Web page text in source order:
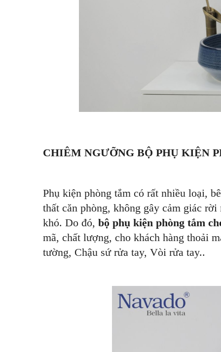
CHIÊM NGƯỠNG BỘ PHỤ KIỆN
Phụ kiện phòng tắm có rất nhiều loại,
thất căn phòng, không gây cảm giác
khó. Do đó, bộ phụ kiện phòng tắm
mã, chất lượng, cho khách hàng thoải
tường, Chậu sứ rửa tay, Vòi rửa tay..